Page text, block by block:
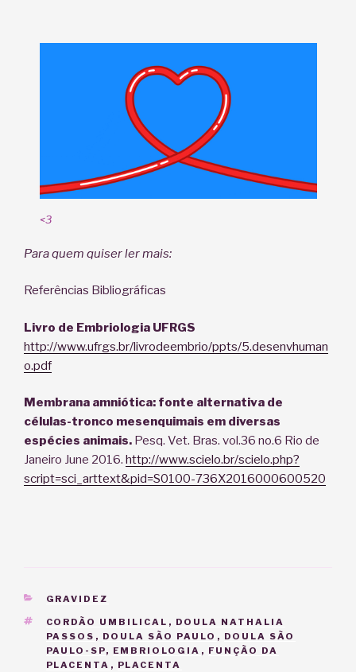
<3
Para quem quiser ler mais:
Referências Bibliográficas
Livro de Embriologia UFRGS
http://www.ufrgs.br/livrodeembrio/ppts/5.desenvhuman
o.pdf
Membrana amniótica: fonte alternativa de
células-tronco mesenquimais em diversas
espécies animais. Pesq. Vet. Bras. vol.36 no.6 Rio de
Janeiro June 2016. http://www.scielo.br/scielo.php?
script=sci_arttext&pid=S0100-736X2016000600520
CATEGORIAS
GRAVIDEZ
TAGS
CORDÃO UMBILICAL , DOULA NATHALIA
PASSOS , DOULA SÃO PAULO , DOULA SÃO
PAULO-SP, EMBRIOLOGIA , FUNÇÃO DA
PLACENTA , PLACENTA